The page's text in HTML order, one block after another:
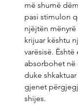
më shumë
pasi stimulon
njëjtën
krijuar kështu
varësisë. Është
absorbohet në
duke
gjenet
shijes.